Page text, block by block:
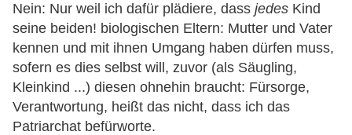
Nein: Nur weil ich dafür plädiere, dass jedes Kind
seine beiden! biologischen Eltern: Mutter und Vater
kennen und mit ihnen Umgang haben dürfen muss,
sofern es dies selbst will, zuvor (als Säugling,
Kleinkind ...) diesen ohnehin braucht: Fürsorge,
Verantwortung, heißt das nicht, dass ich das
Patriarchat befürworte.